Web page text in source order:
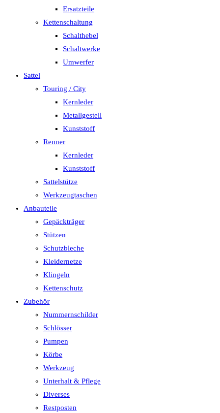
Ersatzteile
Kettenschaltung
Schalthebel
Schaltwerke
Umwerfer
Sattel
Touring / City
Kernleder
Metallgestell
Kunststoff
Renner
Kernleder
Kunststoff
Sattelstütze
Werkzeugtaschen
Anbauteile
Gepäckträger
Stützen
Schutzbleche
Kleidernetze
Klingeln
Kettenschutz
Zubehör
Nummernschilder
Schlösser
Pumpen
Körbe
Werkzeug
Unterhalt & Pflege
Diverses
Restposten